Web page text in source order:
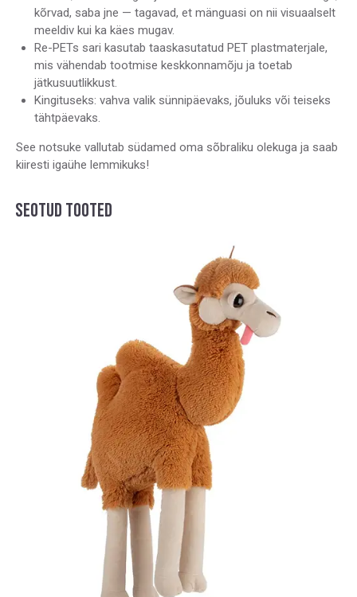
kõrvad, saba jne — tagavad, et mänguasi on nii visuaalselt
meeldiv kui ka käes mugav.
Re-PETs sari kasutab taaskasutatud PET plastmaterjale,
mis vähendab tootmise keskkonnamõju ja toetab
jätkusuutlikkust.
Kingituseks: vahva valik sünnipäevaks, jõuluks või teiseks
tähtpäevaks.
See notsuke vallutab südamed oma sõbraliku olekuga ja saab
kiiresti igaühe lemmikuks!
SEOTUD TOOTED